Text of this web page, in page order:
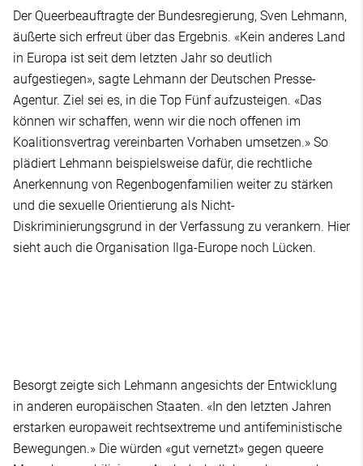
Der Queerbeauftragte der Bundesregierung, Sven Lehmann,
äußerte sich erfreut über das Ergebnis. «Kein anderes Land
in Europa ist seit dem letzten Jahr so deutlich
aufgestiegen», sagte Lehmann der Deutschen Presse-
Agentur. Ziel sei es, in die Top Fünf aufzusteigen. «Das
können wir schaffen, wenn wir die noch offenen im
Koalitionsvertrag vereinbarten Vorhaben umsetzen.» So
plädiert Lehmann beispielsweise dafür, die rechtliche
Anerkennung von Regenbogenfamilien weiter zu stärken
und die sexuelle Orientierung als Nicht-
Diskriminierungsgrund in der Verfassung zu verankern. Hier
sieht auch die Organisation Ilga-Europe noch Lücken.
Besorgt zeigte sich Lehmann angesichts der Entwicklung
in anderen europäischen Staaten. «In den letzten Jahren
erstarken europaweit rechtsextreme und antifeministische
Bewegungen.» Die würden «gut vernetzt» gegen queere